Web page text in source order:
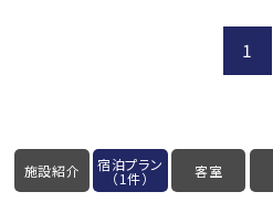
1
施設紹介 宿泊プラン
（1件） 客室